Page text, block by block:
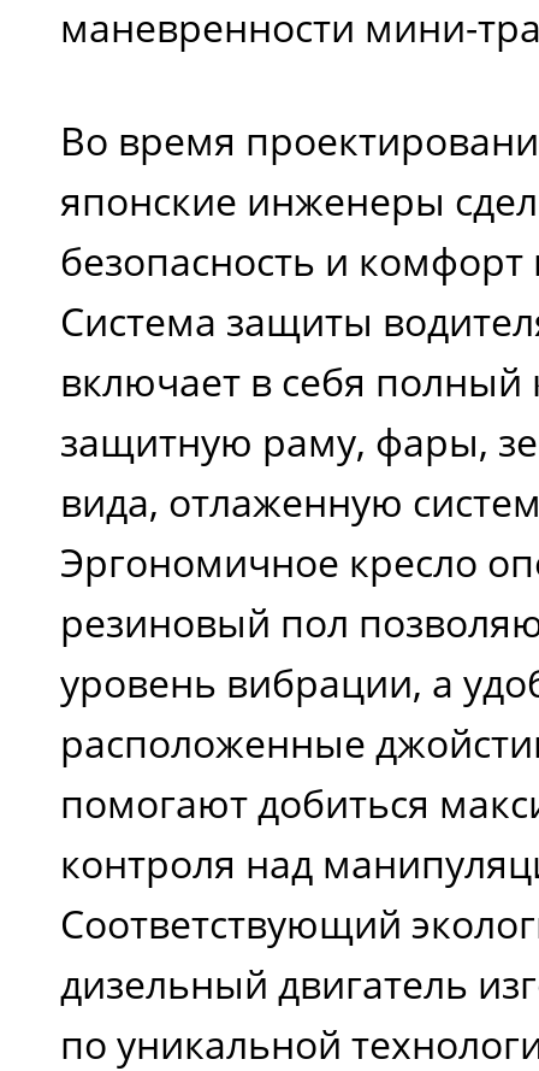
Общая высота, мм
Колесная база, мм
Передний
протектор, мм
Задний протектор,
мм
Дорожный просвет,
мм
Радиус поворота, м
Передние шины
маневренности мини-
Во время
японские инженеры
безопасность и
Система защиты
включает в себя полный
защитную раму, фары,
вида, отлаженную
Эргономичное кресло
резиновый пол
уровень вибрации, а
расположенные
помогают добиться
контроля над
Соответствующий
дизельный двигатель
по уникальной